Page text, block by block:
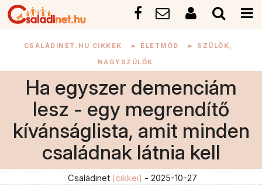
CSALÁDINET.HU CIKKEK ► ÉLETMÓD ► SZÜLŐK,
NAGYSZÜLŐK
Ha egyszer demenciám
lesz - egy megrendítő
kívánságlista, amit minden
családnak látnia kell
Családinet [cikkei] - 2025-10-27